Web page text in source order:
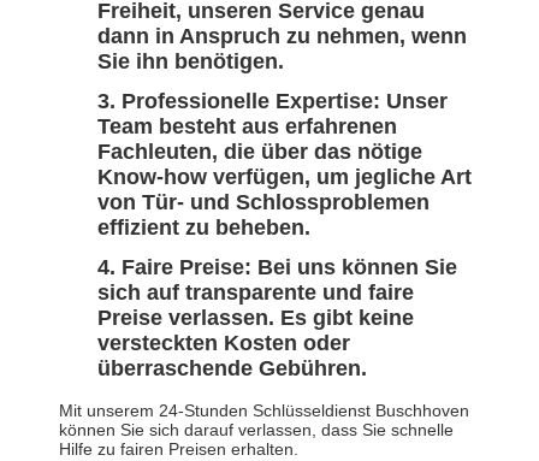
Freiheit, unseren Service genau
dann in Anspruch zu nehmen, wenn
Sie ihn benötigen.
Professionelle Expertise: Unser
Team besteht aus erfahrenen
Fachleuten, die über das nötige
Know-how verfügen, um jegliche Art
von Tür- und Schlossproblemen
effizient zu beheben.
Faire Preise: Bei uns können Sie
sich auf transparente und faire
Preise verlassen. Es gibt keine
versteckten Kosten oder
überraschende Gebühren.
Mit unserem 24-Stunden Schlüsseldienst Buschhoven
können Sie sich darauf verlassen, dass Sie schnelle
Hilfe zu fairen Preisen erhalten.